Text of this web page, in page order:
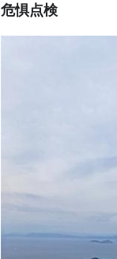
危惧点検